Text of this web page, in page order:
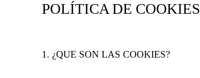
POLÍTICA DE COOKIES
1. ¿QUE SON LAS COOKIES?